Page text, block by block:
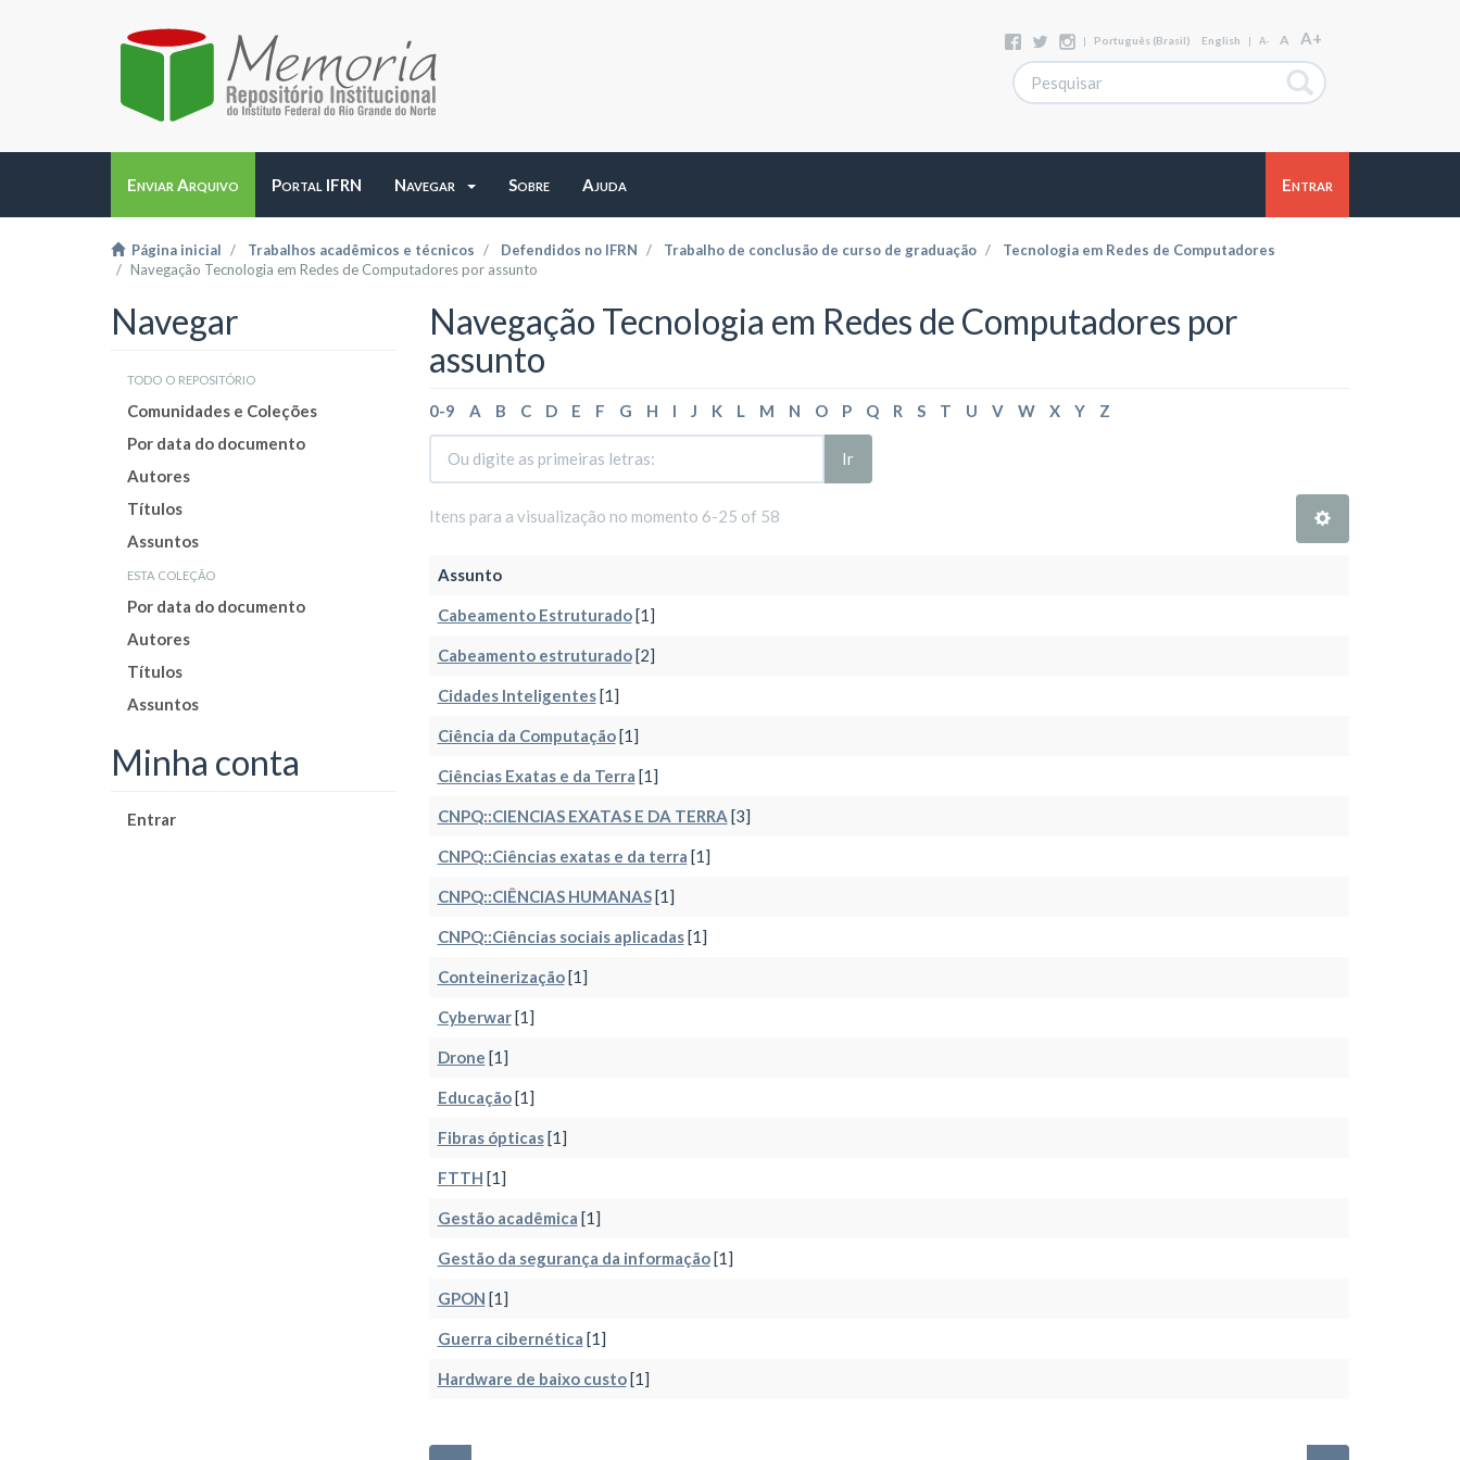
| Português (Brasil) English | A- A A+
Enviar Arquivo Portal IFRN Navegar Sobre Ajuda Entrar
Página inicial Trabalhos acadêmicos e técnicos Defendidos no IFRN Trabalho de conclusão de curso de graduação
Tecnologia em Redes de Computadores
Navegação Tecnologia em Redes de Computadores por assunto
Navegar
todo o repositório
Comunidades e Coleções
Por data do documento
Autores
Títulos
Assuntos
esta coleção
Por data do documento
Autores
Títulos
Assuntos
Minha conta
Entrar
Navegação Tecnologia em Redes de Computadores por
assunto
0-9 A B C D E F G H I J K L M N O P Q R S T U V W X Y Z
Ir
Itens para a visualização no momento 6-25 of 58
Assunto
Cabeamento Estruturado[1]
Cabeamento estruturado[2]
Cidades Inteligentes[1]
Ciência da Computação[1]
Ciências Exatas e da Terra [1]
CNPQ::CIENCIAS EXATAS E DA TERRA [3]
CNPQ::Ciências exatas e da terra [1]
CNPQ::CIÊNCIAS HUMANAS[1]
CNPQ::Ciências sociais aplicadas[1]
Conteinerização[1]
Cyberwar[1]
Drone [1]
Educação[1]
Fibras ópticas[1]
FTTH [1]
Gestão acadêmica [1]
Gestão da segurança da informação[1]
GPON [1]
Guerra cibernética [1]
Hardware de baixo custo[1]